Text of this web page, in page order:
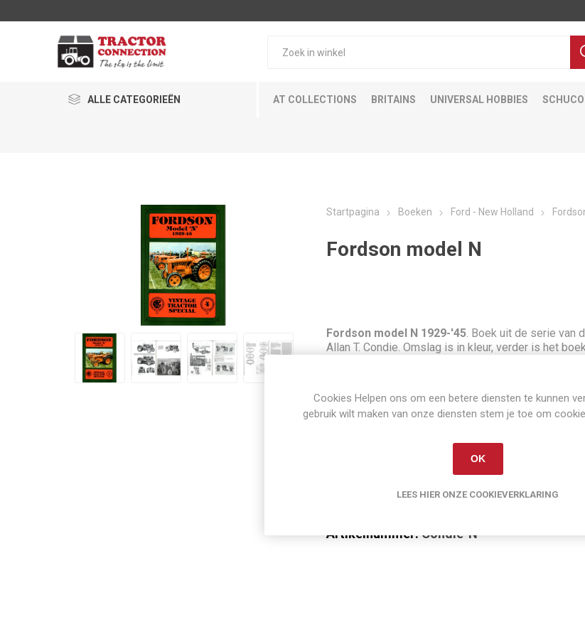
ALLE CATEGORIEËN AT COLLECTIONS BRITAINS UNIVERSAL HOBBIES SCHUCO
Startpagina Boeken Ford - New Holland
Fordson model N
Fordson model N 1929-'45. Boek uit de serie van
Allan T. Condie. Omslag is in kleur, verder is het
minder bekende modellen met een toelichting.
Artikelnummer:Condie-N
Cookies Helpen ons om een betere diensten te kunnen
gebruik wilt maken van onze diensten stem je toe om
OK
LEES HIER ONZE COOKIEVERKLARING